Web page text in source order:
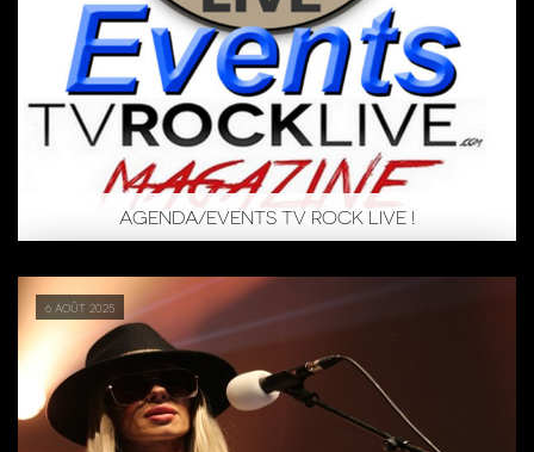
AGENDA/EVENTS TV ROCK LIVE !
6 août 2025